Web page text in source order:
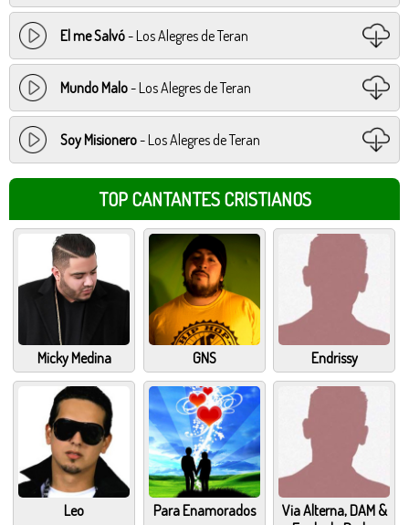
El me Salvó- Los Alegres de Teran
Mundo Malo- Los Alegres de Teran
Soy Misionero- Los Alegres de Teran
TOP CANTANTES CRISTIANOS
Micky Medina GNS Endrissy
Leo Para Enamorados
Via Alterna, DAM &